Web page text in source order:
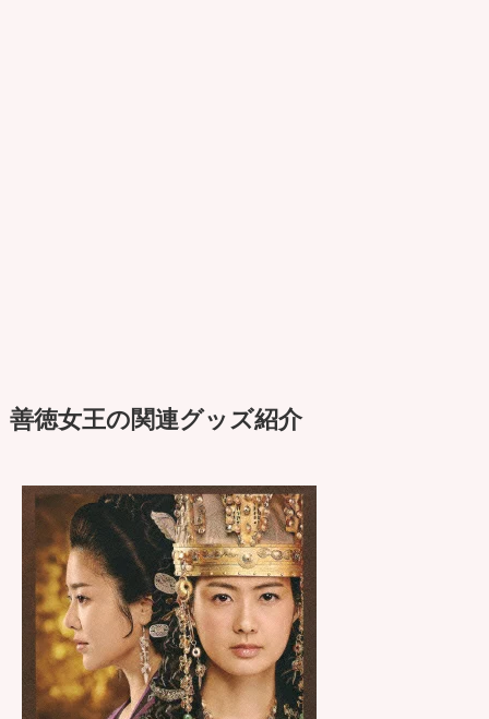
善徳女王の関連グッズ紹介